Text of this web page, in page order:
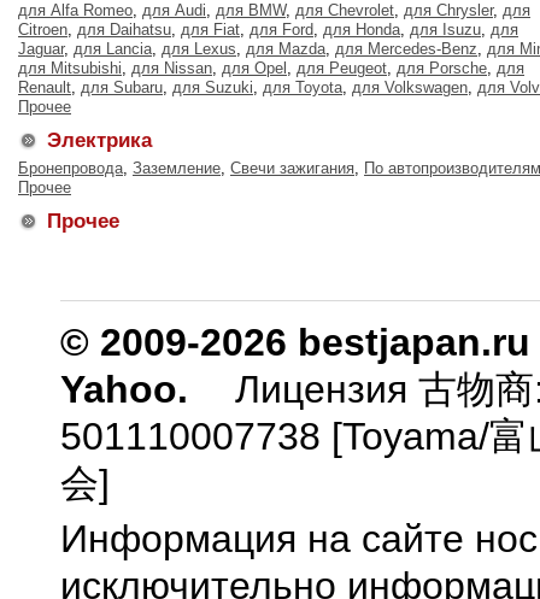
для Alfa Romeo, для Audi, для BMW, для Chevrolet, для Chrysler, для
Citroen, для Daihatsu, для Fiat, для Ford, для Honda, для Isuzu, для
Jaguar, для Lancia, для Lexus, для Mazda, для Mercedes-Benz, для
для Mitsubishi, для Nissan, для Opel , для Peugeot, для Porsche, для
Renault, для Subaru, для Suzuki, для Toyota, для Volkswagen, для
Прочее
Электрика
Бронепровода, Заземление, Свечи зажигания, По автопроизводителям
Прочее
Прочее
© 2009-2026
Yahoo.
Лицензия 古物
501110007738 [Toyama/
会]
Информация на сайте
исключительно